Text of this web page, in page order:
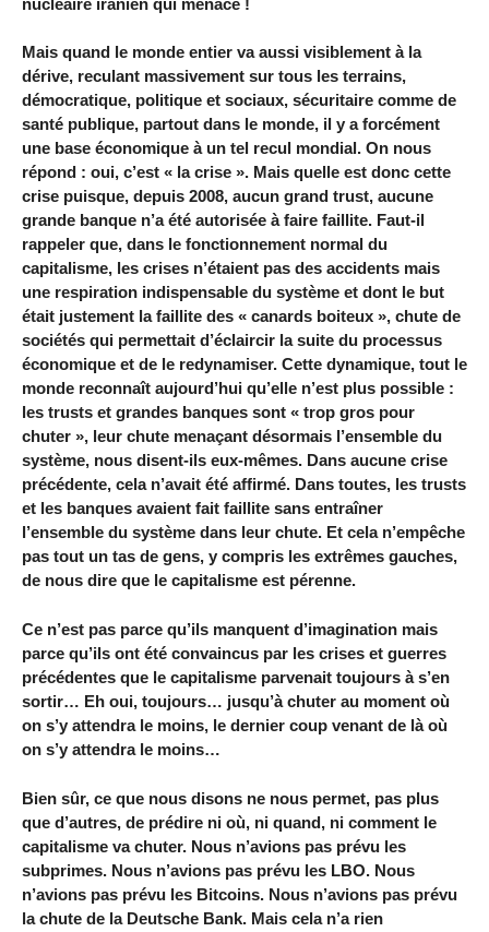
Mais quand le monde entier va aussi visiblement à la
dérive, reculant massivement sur tous les terrains,
démocratique, politique et sociaux, sécuritaire comme de
santé publique, partout dans le monde, il y a forcément
une base économique à un tel recul mondial. On nous
répond : oui, c’est « la crise ». Mais quelle est donc cette
crise puisque, depuis 2008, aucun grand trust, aucune
grande banque n’a été autorisée à faire faillite. Faut-il
rappeler que, dans le fonctionnement normal du
capitalisme, les crises n’étaient pas des accidents mais
une respiration indispensable du système et dont le but
était justement la faillite des « canards boiteux », chute de
sociétés qui permettait d’éclaircir la suite du processus
économique et de le redynamiser. Cette dynamique, tout le
monde reconnaît aujourd’hui qu’elle n’est plus possible :
les trusts et grandes banques sont « trop gros pour
chuter », leur chute menaçant désormais l’ensemble du
système, nous disent-ils eux-mêmes. Dans aucune crise
précédente, cela n’avait été affirmé. Dans toutes, les trusts
et les banques avaient fait faillite sans entraîner
l’ensemble du système dans leur chute. Et cela n’empêche
pas tout un tas de gens, y compris les extrêmes gauches,
de nous dire que le capitalisme est pérenne.
Ce n’est pas parce qu’ils manquent d’imagination mais
parce qu’ils ont été convaincus par les crises et guerres
précédentes que le capitalisme parvenait toujours à s’en
sortir… Eh oui, toujours… jusqu’à chuter au moment où
on s’y attendra le moins, le dernier coup venant de là où
on s’y attendra le moins…
Bien sûr, ce que nous disons ne nous permet, pas plus
que d’autres, de prédire ni où, ni quand, ni comment le
capitalisme va chuter. Nous n’avions pas prévu les
subprimes. Nous n’avions pas prévu les LBO. Nous
n’avions pas prévu les Bitcoins. Nous n’avions pas prévu
la chute de la Deutsche Bank. Mais cela n’a rien